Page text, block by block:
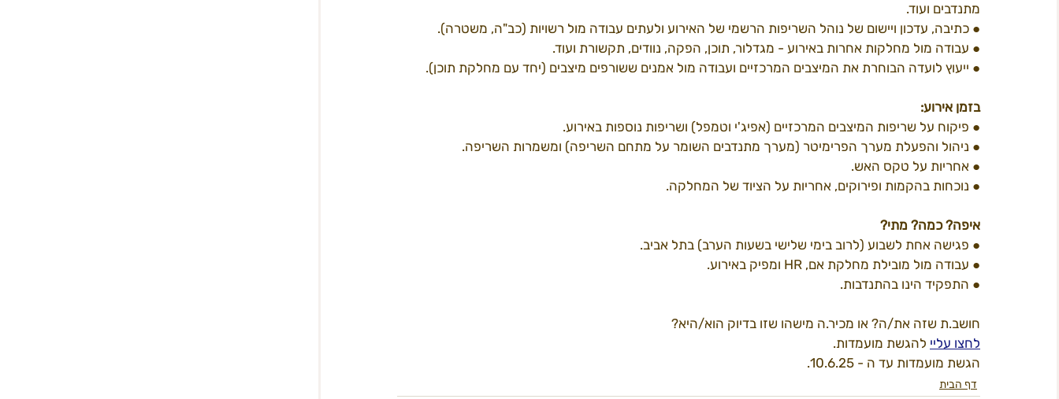
בנה ביתך22 מידברן 22 - מפגשים 22כרטיסים 22קראוונים
חשל"ש
מתנדבים ועוד.
● כתיבה, עדכון ויישום של נוהל השריפות הרשמי של האירוע ולעתים עבודה מול רשויות (כב"ה, משטרה).
● עבודה מול מחלקות אחרות באירוע - מגדלור, תוכן, הפקה, נוודים, תקשורת ועוד.
● ייעוץ לועדה הבוחרת את המיצבים המרכזיים ועבודה מול אמנים ששורפים מיצבים (יחד עם מחלקת תוכן).
בזמן אירוע:
● פיקוח על שריפות המיצבים המרכזיים (אפיג'י וטמפל) ושריפות נוספות באירוע.
● ניהול והפעלת מערך הפרימיטר (מערך מתנדבים השומר על מתחם השריפה) ומשמרות השריפה.
● אחריות על טקס האש.
● נוכחות בהקמות ופירוקים, אחריות על הציוד של המחלקה.
איפה? כמה? מתי?
● פגישה אחת לשבוע (לרוב בימי שלישי בשעות הערב) בתל אביב.
● עבודה מול מובילת מחלקת אם, HR ומפיק באירוע.
● התפקיד הינו בהתנדבות.
חושב.ת שזה את/ה? או מכיר.ה מישהו שזו בדיוק הוא/היא?
לחצו עליי להגשת מועמדות.
הגשת מועמדות עד ה - 10.6.25.
דף הבית